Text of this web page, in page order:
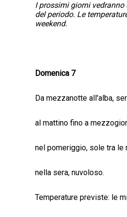
I prossimi giorni
del periodo. Le
weekend.
Domenica 7
Da mezzanotte all'alba,
al mattino fino a
nel pomeriggio, sole tra le
nella sera, nuvoloso.
Temperature previste: le